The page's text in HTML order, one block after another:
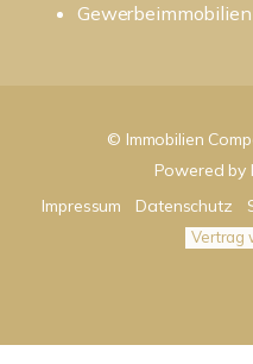
Gewerbeimmobilien
© Immobilien
Powered by
Impressum
Datenschutz
Vertrag